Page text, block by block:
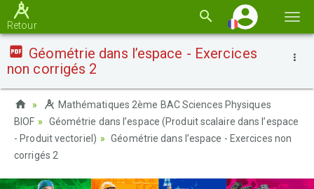
la
Retour
Géométrie dans l’espace - Exercices
non corrigés 2
Mathématiques 2ème BAC Sciences Physiques
BIOF
Géométrie dans l’espace (Produit scalaire dans l’espace
- Produit vectoriel)
Géométrie dans l’espace - Exercices non
corrigés 2